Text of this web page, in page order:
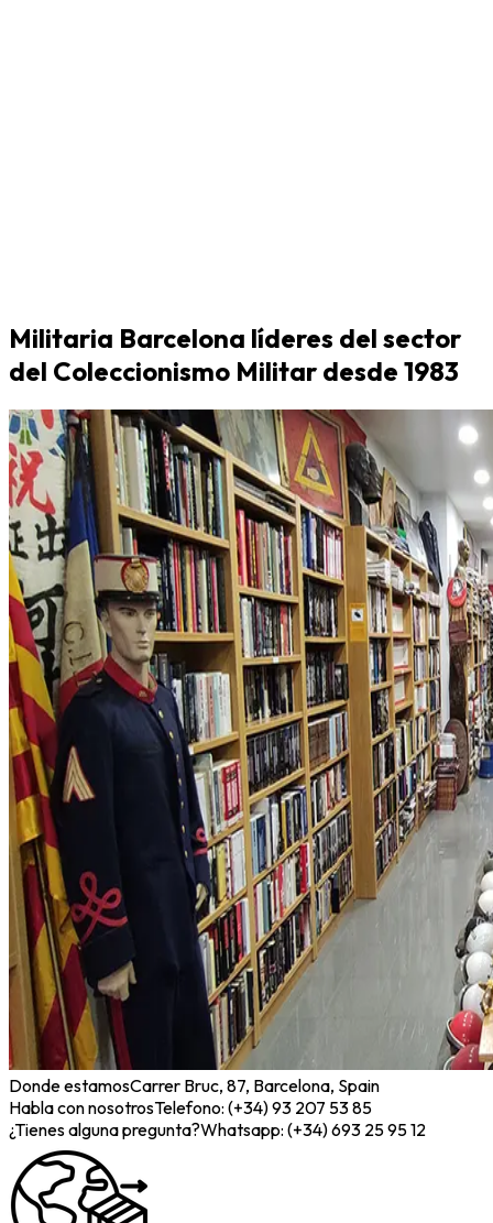
Militaria Barcelona líderes del sector
del Coleccionismo Militar desde 1983
Donde estamosCarrer Bruc, 87, Barcelona, Spain
Habla con nosotrosTelefono: (+34) 93 207 53 85
¿Tienes alguna pregunta?Whatsapp: (+34) 693 25 95 12